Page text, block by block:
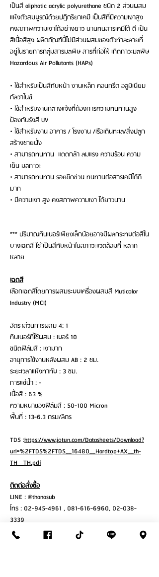
เป็นสี aliphatic acrylic polyurethane ชนิด 2 ส่วนผสม
แห้งตัวสมบูรณ์ด้วยปฏิกริยาเคมี เป็นสีที่มีความเงาสูง
คงสภาพความเงาได้อย่างยาว นานทนสารเคมีได้ ดี เป็น
สีเนื้อสีสูง ผลิตภัณฑ์นี้ไม่มีส่วนผสมของตัวทําละลายที่
อยู่ในรายการกลุ่มสารมลพิษ สารที่ก่อให้ เกิดภาวะมลพิษ
Hazardous Air Pollutants (HAPs)
• ใช้สำหรับเป็นสีทับหน้า งานเหล็ก คอนกรีต อลูมิเนียม
กัลวาไนซ์
• ใช้สำหรับงานกลางแจ้งที่ต้องการความทนทานสูง
ป้องกันรังสี UV
• ใช้สำหรับงาน อาคาร / โรงงาน /เรือเดินทะเล/สิ่งปลูก
สร้างชายฝั่ง
• สามารถทนทาน แดดกล้า ลมแรง ความร้อน ความ
เย็น มลภาวะ
• สามารถทนทาน รอยขีดข่วน ทนทานต่อสารเคมีได้ดี
มาก
• มีความเงา สูง คงสภาพความเงา ได้ยาวนาน
*** ปริมาณทินเนอร์เพียงเล็กน้อยอาจมีผลกระทบต่อสีใน
บางเฉดสี ใช ้เป็นสีทับหน้าในสภาวะแวดล้อมที่ หลาก
หลาย
เฉดสี
เลือกเฉดสีโดยการผสมระบบเครื่องผสมสี Muticolor
Industry (MCI)
อัตราส่วนการผสม 4: 1
ทินเนอร์ที่ใช้ผสม : เบอร์ 10
ชนิดฟิล์มสี : เงามาก
อายุการใช้งานหลังผสม AB : 2 ชม.
ระยะเวลาแห้งทาทับ : 3 ชม.
การแช่น้ำ : -
เนื้อสี : 63 %
ความหนาของฟิล์มสี : 50-100 Micron
พื้นที่ : 13-6.3 ตรม/ลิตร
TDS :https://www.jotun.com/Datasheets/Download?
url=%2FTDS%2FTDS__16480__Hardtop+AX__th-
TH__TH.pdf
ติดต่อสั่งซื้อ
LINE : @thanasub
โทร : 02-945-4961 , 081-616-6960, 02-038-
3339
เวลาทำการ : จันทร์ – เสาร์ ( 7:30 – 17:30 )